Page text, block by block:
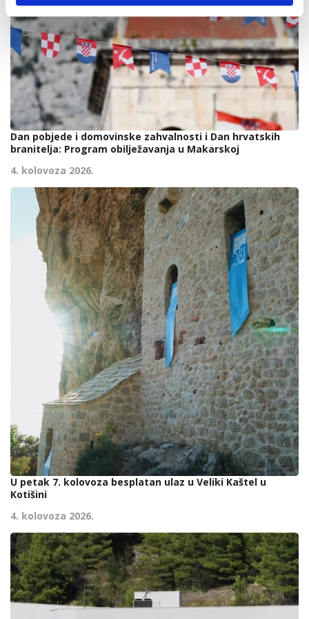
Dan pobjede i domovinske zahvalnosti i Dan hrvatskih
branitelja: Program obilježavanja u Makarskoj
4. kolovoza 2026.
U petak 7. kolovoza besplatan ulaz u Veliki Kaštel u
Kotišini
4. kolovoza 2026.